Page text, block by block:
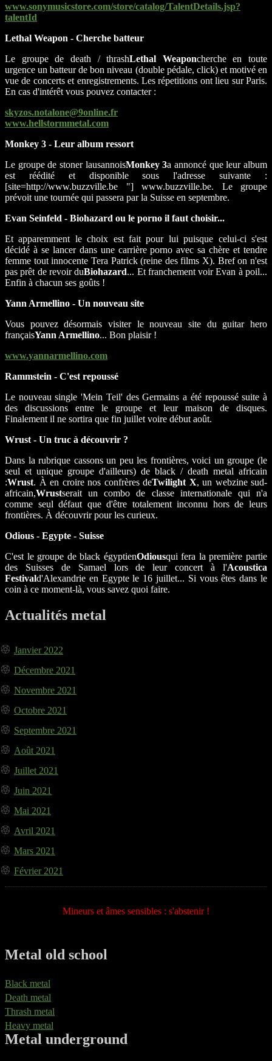
www.sonymusicstore.com/store/catalog/TalentDetails.jsp?
talentId
Lethal Weapon - Cherche batteur
Le groupe de death / thrashLethal Weaponcherche en toute
urgence un batteur de bon niveau (double pédale, click) et motivé en
vue de concerts et enregistrements. Les répetitions ont lieu sur Paris.
En cas d'intérêt vous pouvez contacter :
skyzos.notalone@9online.fr
www.hellstormmetal.com
Monkey 3 - Leur album ressort
Le groupe de stoner lausannoisMonkey 3a annoncé que leur album
est réédité et disponible sous l'adresse suivante :
[site=http://www.buzzville.be "] www.buzzville.be. Le groupe
prévoit une tournée qui passera par la Suisse en septembre.
Evan Seinfeld - Biohazard ou le porno il faut choisir...
Et apparemment le choix est fait pour lui puisque celui-ci s'est
décidé à se lancer dans une carrière porno avec sa chère et tendre
femme tout innocente Tera Patrick (reine des films X). Bref on n'est
pas prêt de revoir duBiohazard... Et franchement voir Evan à poil...
Enfin à chacun ses goûts !
Yann Armellino - Un nouveau site
Vous pouvez désormais visiter le nouveau site du guitar hero
françaisYann Armellino... Bon plaisir !
www.yannarmellino.com
Rammstein - C'est repoussé
Le nouveau single 'Mein Teil' des Germains a été repoussé suite à
des discussions entre le groupe et leur maison de disques.
Finalement il ne sortira que fin juillet voire début août.
Wrust - Un truc à découvrir ?
Dans la rubrique cassons un peu les frontières, voici un groupe (le
seul et unique groupe d'ailleurs) de black / death metal africain
:Wrust. À en croire nos confrères deTwilight X, un webzine sud-
africain,Wrustserait un combo de classe internationale qui n'a
comme seul défaut que d'être totalement inconnu hors de leurs
frontières. À découvrir pour les curieux.
Odious - Egypte - Suisse
C'est le groupe de black égyptienOdiousqui fera la première partie
des Suisses de Samael lors de leur concert à l'Acoustica
Festivald'Alexandrie en Egypte le 16 juillet... Si vous êtes dans le
coin à ce moment-là, vous savez quoi faire.
Actualités metal
Janvier 2022
Décembre 2021
Novembre 2021
Octobre 2021
Septembre 2021
Août 2021
Juillet 2021
Juin 2021
Mai 2021
Avril 2021
Mars 2021
Février 2021
Mineurs et âmes sensibles : s'abstenir !
Metal old school
Black metal
Death metal
Thrash metal
Heavy metal
Metal underground